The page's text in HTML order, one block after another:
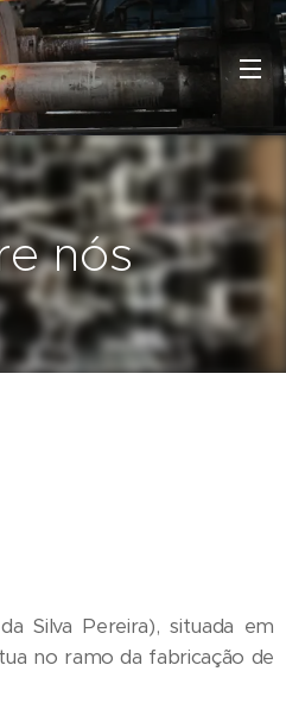
nós
Silva Pereira), situada em
no ramo da fabricação de